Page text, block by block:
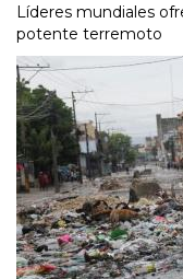
Líderes mundiales
potente terremoto